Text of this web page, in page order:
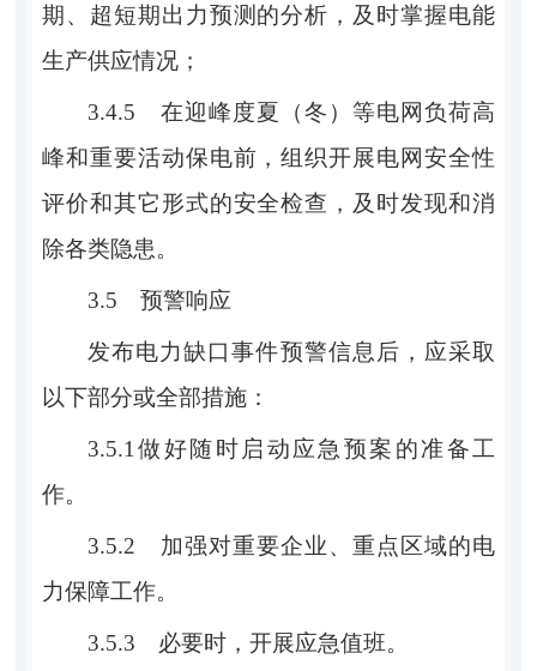
期、超短期出力预测的分析，及时掌握电能
生产供应情况；
3.4.5 在迎峰度夏（冬）等电网负荷高
峰和重要活动保电前，组织开展电网安全性
评价和其它形式的安全检查，及时发现和消
除各类隐患。
3.5 预警响应
发布电力缺口事件预警信息后，应采取
以下部分或全部措施：
3.5.1 做好随时启动应急预案的准备工
作。
3.5.2 加强对重要企业、重点区域的电
力保障工作。
3.5.3 必要时，开展应急值班。